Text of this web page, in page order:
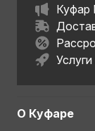
Куфар
О Куфаре